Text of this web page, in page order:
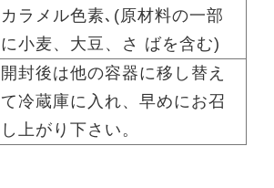
カラメル色素､(原材料の一部
に小麦、大豆、さ ばを含む)
開封後は他の容器に移し替え
て冷蔵庫に入れ、早めにお召
し上がり下さい。